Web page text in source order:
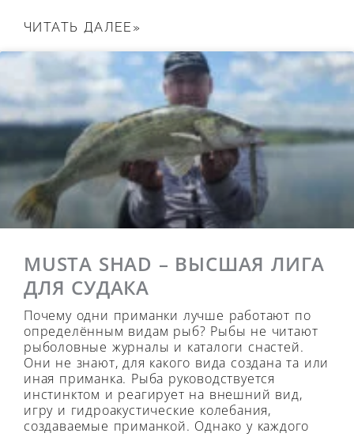
ЧИТАТЬ ДАЛЕЕ»
MUSTA SHAD – ВЫСШАЯ ЛИГА
ДЛЯ СУДАКА
Почему одни приманки лучше работают по
определённым видам рыб? Рыбы не читают
рыболовные журналы и каталоги снастей.
Они не знают, для какого вида создана та или
иная приманка. Рыба руководствуется
инстинктом и реагирует на внешний вид,
игру и гидроакустические колебания,
создаваемые приманкой. Однако у каждого